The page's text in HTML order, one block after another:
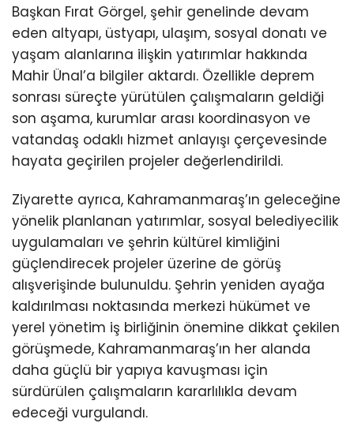
Başkan Fırat Görgel, şehir genelinde devam
eden altyapı, üstyapı, ulaşım, sosyal donatı ve
yaşam alanlarına ilişkin yatırımlar hakkında
Mahir Ünal’a bilgiler aktardı. Özellikle deprem
sonrası süreçte yürütülen çalışmaların geldiği
son aşama, kurumlar arası koordinasyon ve
vatandaş odaklı hizmet anlayışı çerçevesinde
hayata geçirilen projeler değerlendirildi.
Ziyarette ayrıca, Kahramanmaraş’ın geleceğine
yönelik planlanan yatırımlar, sosyal belediyecilik
uygulamaları ve şehrin kültürel kimliğini
güçlendirecek projeler üzerine de görüş
alışverişinde bulunuldu. Şehrin yeniden ayağa
kaldırılması noktasında merkezi hükümet ve
yerel yönetim iş birliğinin önemine dikkat çekilen
görüşmede, Kahramanmaraş’ın her alanda
daha güçlü bir yapıya kavuşması için
sürdürülen çalışmaların kararlılıkla devam
edeceği vurgulandı.